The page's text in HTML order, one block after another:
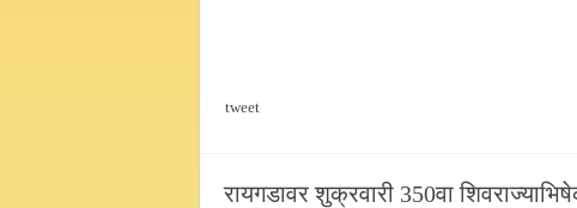
tweet
रायगडावर शुक्रवारी 350वा